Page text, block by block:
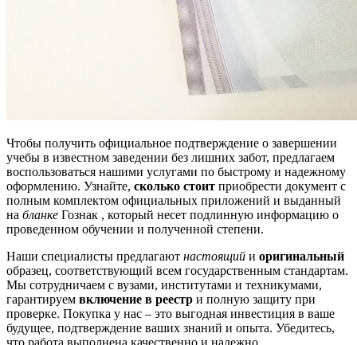
Чтобы получить официальное подтверждение о завершении
учебы в известном заведении без лишних забот, предлагаем
воспользоваться нашими услугами по быстрому и надежному
оформлению. Узнайте, сколько стоит приобрести документ с
полным комплектом официальных приложений и выданный
на бланке Гознак , который несет подлинную информацию о
проведенном обучении и полученной степени.
Наши специалисты предлагают настоящий и оригинальный
образец, соответствующий всем государственным стандартам.
Мы сотрудничаем с вузами, институтами и техникумами,
гарантируем включение в реестр и полную защиту при
проверке. Покупка у нас – это выгодная инвестиция в ваше
будущее, подтверждение ваших знаний и опыта. Убедитесь,